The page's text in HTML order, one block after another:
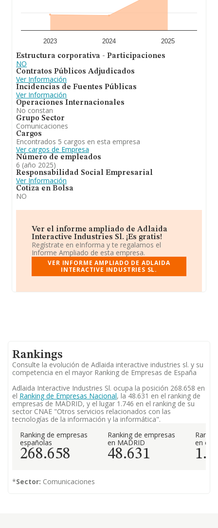
desde la constitución es de 14 años. Los empleados de
media son 10.
especializada en la prestación de servicios de marketing
interactivo y comunicación, consultoría, formación,
generación de contenidos en múltiples soportes. (cnaes
6209, 6201 y 6202). siendo su actividad principal la
prestación de servicios de marketing interactivo (cn. En
el ranking de todas las empresas en el territorio
nacional, ha experimentado un retroceso. Ha
experimentado un retroceso en el ranking de su sector
(%cnae%).
2023 2024 2025
Estructura corporativa - Participaciones
NO
Contratos Públicos Adjudicados
Ver Información
Incidencias de Fuentes Públicas
Ver Información
Operaciones Internacionales
No constan
Grupo Sector
Comunicaciones
Cargos
Encontrados 5 cargos en esta empresa
Ver cargos de Empresa
Número de empleados
6 (año 2025)
Responsabilidad Social Empresarial
Ver Información
Cotiza en Bolsa
NO
Ver el informe ampliado de Adlaida
Interactive Industries Sl. ¡Es gratis!
Regístrate en eInforma y te regalamos el
Informe Ampliado de esta empresa.
VER INFORME AMPLIADO DE ADLAIDA
INTERACTIVE INDUSTRIES SL.
Rankings
Consulte la evolución de Adlaida interactive industries sl. y su
competencia en el mayor Ranking de Empresas de España
Adlaida Interactive Industries Sl. ocupa la posición 268.658 en
el Ranking de Empresas Nacional, la 48.631 en el ranking de
empresas de MADRID, y el lugar 1.746 en el ranking de su
sector CNAE "Otros servicios relacionados con las
tecnologías de la información y la informática".
Ranking de empresas
españolas
268.658
Ranking de empresas
en MADRID
48.631
en el
*Sector: Comunicaciones